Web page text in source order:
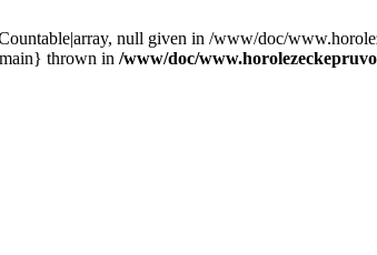
null given in /www/doc/
thrown in /www/doc/